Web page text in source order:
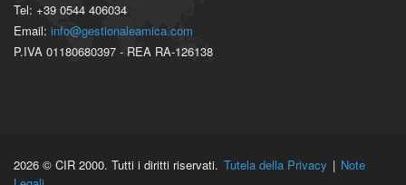
Tel: +39 0544 406034
Email: info@gestionaleamica.com
P.IVA 01180680397 - REA RA-126138
2026 © CIR 2000. Tutti i diritti riservati. Tutela della Privacy | Note